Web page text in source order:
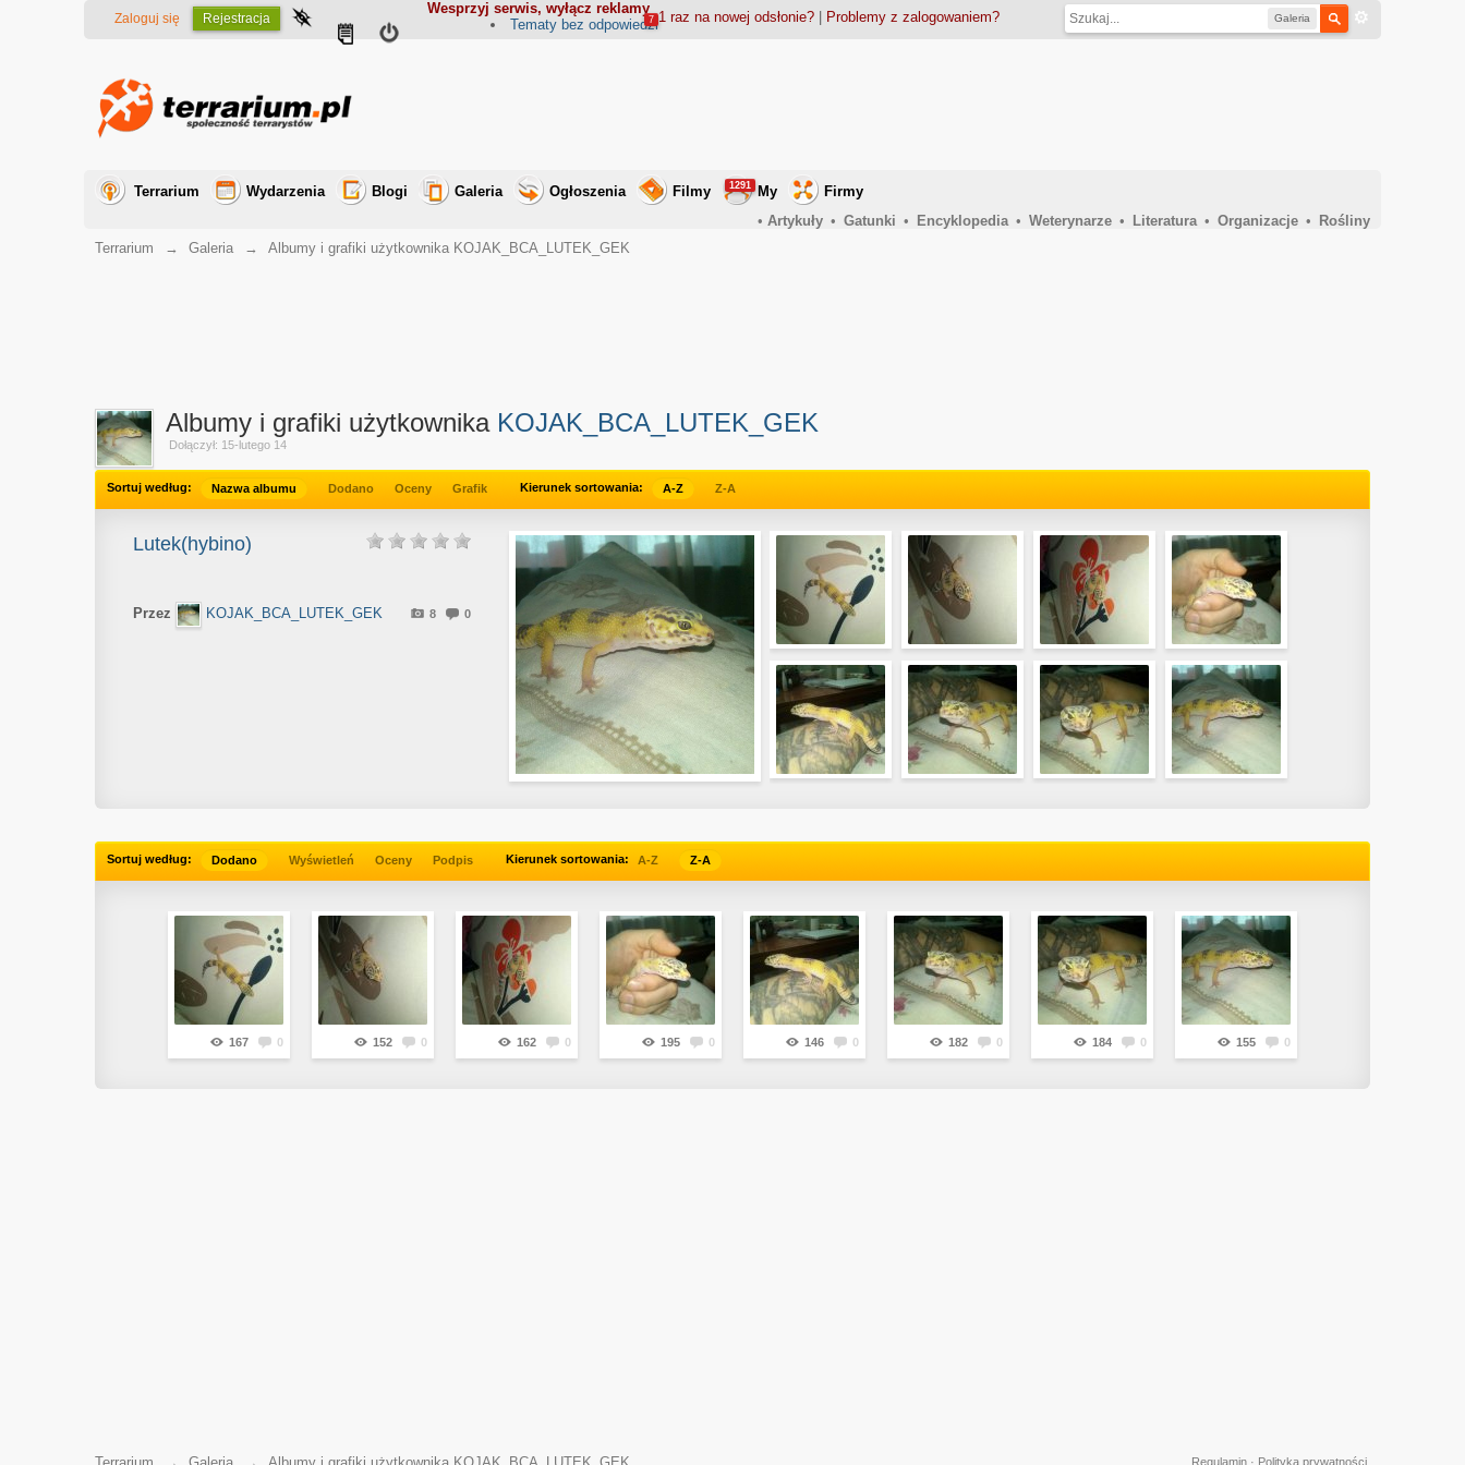
Wesprzyj serwis, wyłącz reklamy
Galeria
Zaloguj się Rejestracja 1 raz na nowej odsłonie?| Problemy z zalogowaniem?
Tematy bez odpowiedzi
7
Terrarium Wydarzenia Blogi Galeria Ogłoszenia Filmy My
1291
Firmy
• Artykuły • Gatunki • Encyklopedia • Weterynarze • Literatura • Organizacje •
Rośliny
Terrarium
→ Galeria → Albumy i grafiki użytkownika KOJAK_BCA_LUTEK_GEK
Albumy i grafiki użytkownika KOJAK_BCA_LUTEK_GEK
Dołączył: 15-lutego 14
Sortuj według: Nazwa albumu Dodano Oceny Grafik Kierunek sortowania: A-Z Z-A
Lutek(hybino)
8 0
Przez KOJAK_BCA_LUTEK_GEK
Sortuj według: Dodano Wyświetleń Oceny Podpis Kierunek sortowania: A-Z Z-A
167 0 152 0 162 0 195 0 146 0 182 0 184 0 155 0
Polityka prywatności
Regulamin·